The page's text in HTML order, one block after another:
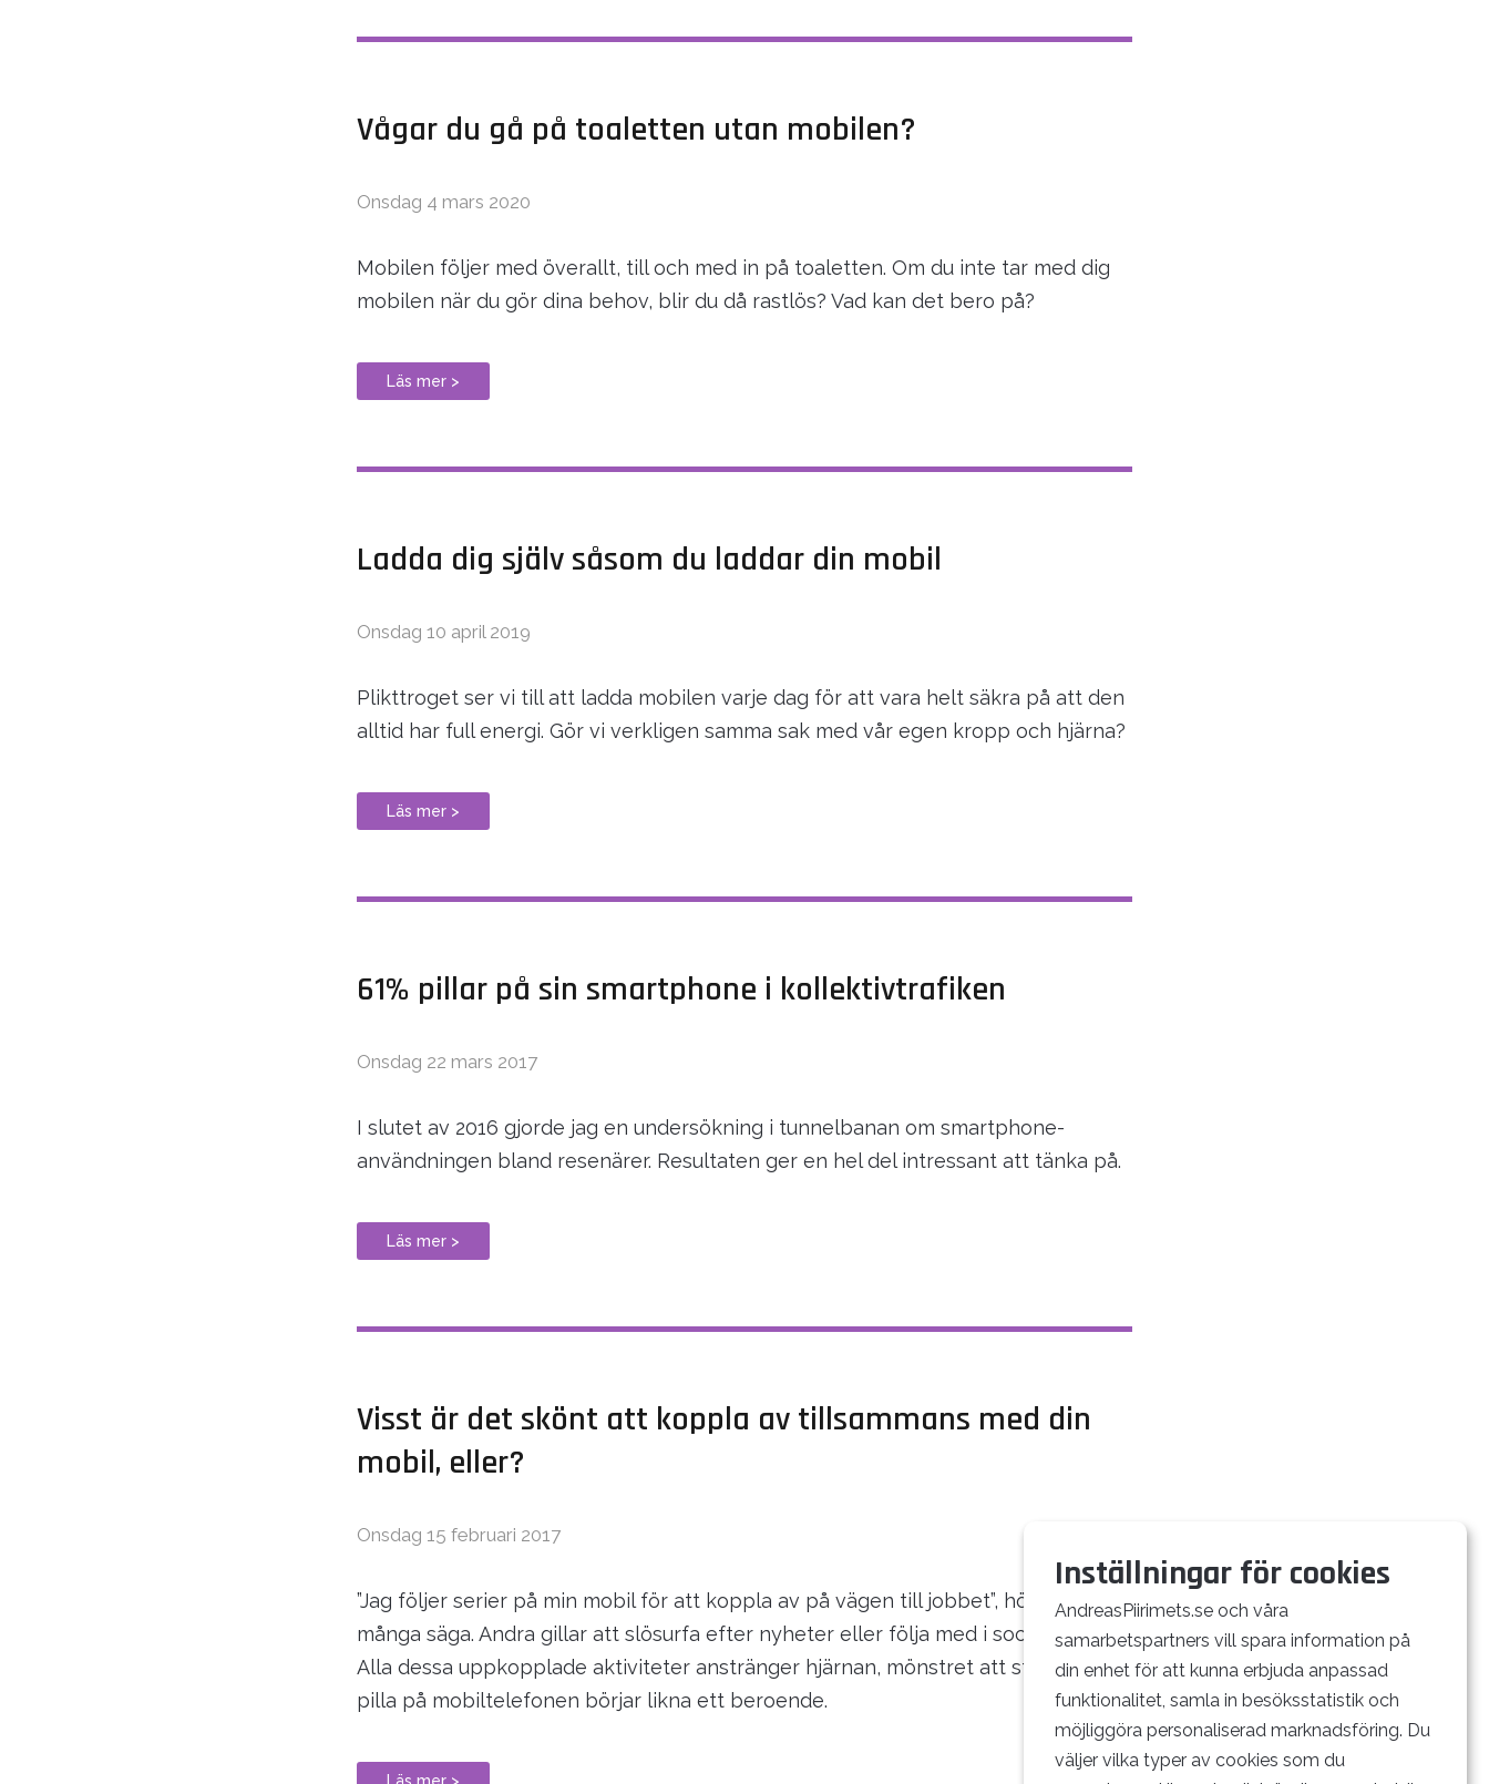
Vågar du gå på toaletten utan mobilen?
Onsdag 4 mars 2020
Mobilen följer med överallt, till och med in på toaletten. Om du inte tar med dig
mobilen när du gör dina behov, blir du då rastlös? Vad kan det bero på?
Läs mer >
Ladda dig själv såsom du laddar din mobil
Onsdag 10 april 2019
Plikttroget ser vi till att ladda mobilen varje dag för att vara helt säkra på att den
alltid har full energi. Gör vi verkligen samma sak med vår egen kropp och hjärna?
Läs mer >
61% pillar på sin smartphone i kollektivtrafiken
Onsdag 22 mars 2017
I slutet av 2016 gjorde jag en undersökning i tunnelbanan om smartphone-
användningen bland resenärer. Resultaten ger en hel del intressant att tänka på.
Läs mer >
Visst är det skönt att koppla av tillsammans med din
mobil, eller?
Onsdag 15 februari 2017
”Jag följer serier på min mobil för att koppla av på vägen till jobbet”, hör jag
många säga. Andra gillar att slösurfa efter nyheter eller följa med i sociala medier.
Alla dessa uppkopplade aktiviteter anstränger hjärnan, mönstret att ständigt
pilla på mobiltelefonen börjar likna ett beroende.
Inställningar för cookies
AndreasPiirimets.se och våra
samarbetspartners vill spara information på
din enhet för att kunna erbjuda anpassad
funktionalitet, samla in besöksstatistik och
möjliggöra personaliserad marknadsföring. Du
väljer vilka typer av cookies som du